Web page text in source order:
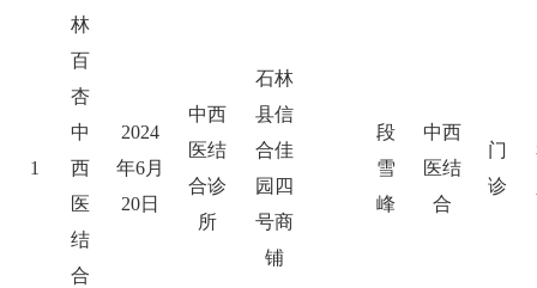
1
林
百
杏
中
西
医
结
合
2024
年6月
20日
中西
医结
合诊
所
石林
县信
合佳
园四
号商
铺
段
雪
峰
中西
医结
合
门
诊